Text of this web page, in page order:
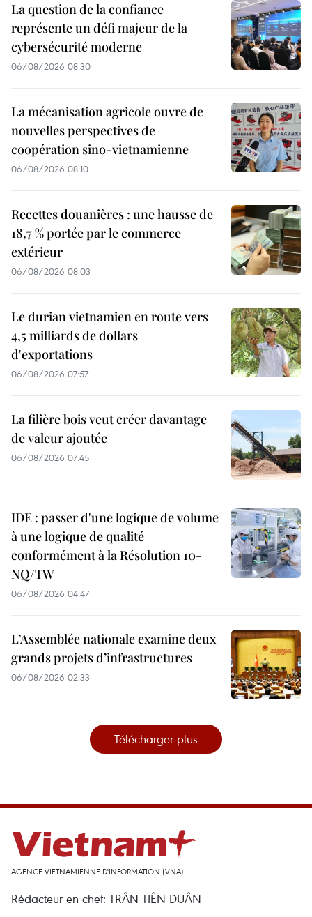
La question de la confiance
représente un défi majeur de la
cybersécurité moderne
06/08/2026 08:30
La mécanisation agricole ouvre de
nouvelles perspectives de
coopération sino-vietnamienne
06/08/2026 08:10
Recettes douanières : une hausse de
18,7 % portée par le commerce
extérieur
06/08/2026 08:03
Le durian vietnamien en route vers
4,5 milliards de dollars
d'exportations
06/08/2026 07:57
La filière bois veut créer davantage
de valeur ajoutée
06/08/2026 07:45
IDE : passer d'une logique de volume
à une logique de qualité
conformément à la Résolution 10-
NQ/TW
06/08/2026 04:47
L’Assemblée nationale examine deux
grands projets d’infrastructures
06/08/2026 02:33
Télécharger plus
AGENCE VIETNAMIENNE D'INFORMATION (VNA)
Rédacteur en chef: TRÂN TIÊN DUÂN